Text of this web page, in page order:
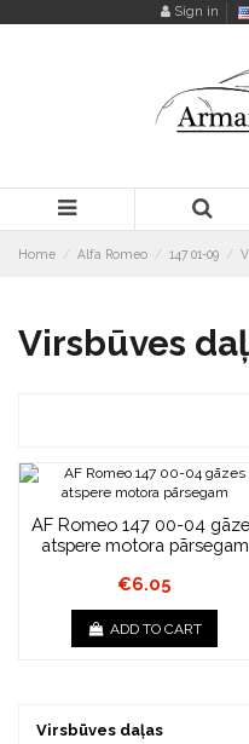
Sign in
Home Alfa Romeo 147 01-09
Virsbūves
AF Romeo 147 00-04
atspere motora pārsegam
€6.05
ADD TO CART
Virsbūves daļas